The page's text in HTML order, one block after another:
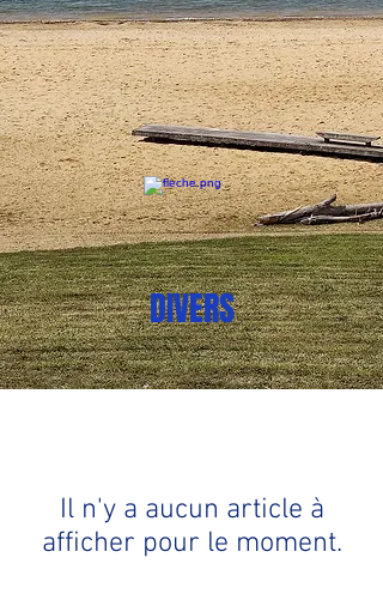
DIVERS
Il n'y a aucun article à
afficher pour le moment.